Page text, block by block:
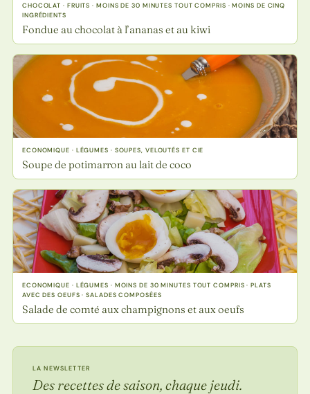
CHOCOLAT · FRUITS · MOINS DE 30 MINUTES TOUT COMPRIS · MOINS DE CINQ
INGRÉDIENTS
Fondue au chocolat à l’ananas et au kiwi
ECONOMIQUE · LÉGUMES · SOUPES, VELOUTÉS ET CIE
Soupe de potimarron au lait de coco
ECONOMIQUE · LÉGUMES · MOINS DE 30 MINUTES TOUT COMPRIS · PLATS
AVEC DES OEUFS · SALADES COMPOSÉES
Salade de comté aux champignons et aux oeufs
LA NEWSLETTER
Des recettes de saison, chaque jeudi.